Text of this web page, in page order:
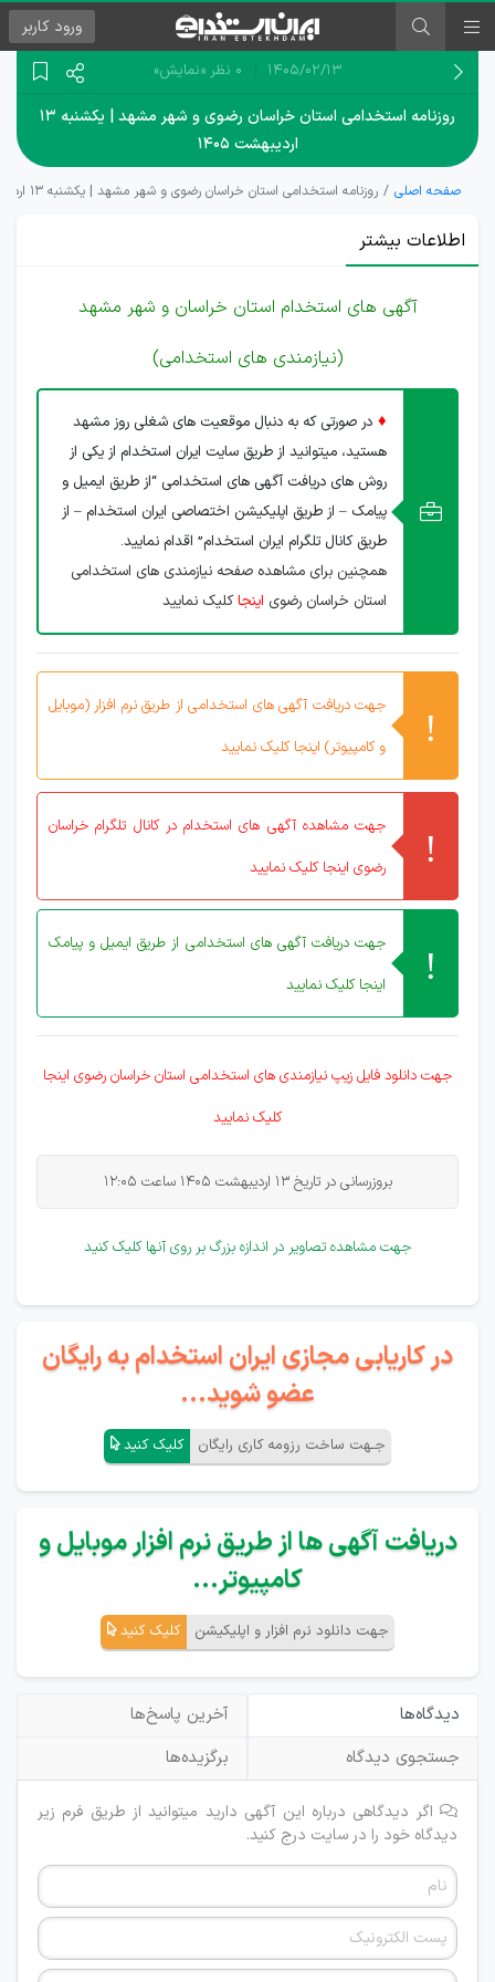
ورود کاربر
۱۴۰۵/۰۲/۱۳ 0 نظر «نمایش»
روزنامه استخدامی استان خراسان رضوی و شهر مشهد | یکشنبه ۱۳
اردیبهشت ۱۴۰۵
صفحه اصلی روزنامه استخدامی استان خراسان رضوی و شهر مشهد | یکشنبه ۱۳ اردیبهشت ۱۴۰۵
اطلاعات بیشتر
آگهی های استخدام استان خراسان و شهر مشهد
(نیازمندی های استخدامی)
♦ در صورتی که به دنبال موقعیت های شغلی روز مشهد
هستید، میتوانید از طریق سایت ایران استخدام از یکی از
روش های دریافت آگهی های استخدامی “از طریق ایمیل و
پیامک – از طریق اپلیکیشن اختصاصی ایران استخدام – از
طریق کانال تلگرام ایران استخدام” اقدام نمایید.
همچنین برای مشاهده صفحه نیازمندی های استخدامی
استان خراسان رضوی اینجاکلیک نمایید
جهت دریافت آگهی های استخدامی از طریق نرم افزار (موبایل
و کامپیوتر) اینجا کلیک نمایید
جهت مشاهده آگهی های استخدام در کانال تلگرام خراسان
رضوی اینجا کلیک نمایید
جهت دریافت آگهی های استخدامی از طریق ایمیل و پیامک
اینجا کلیک نمایید
جهت دانلود فایل زیپ نیازمندی های استخدامی استان خراسان رضوی اینجا
کلیک نمایید
بروزرسانی در تاریخ 13 اردیبهشت 1405 ساعت 12:05
جهت مشاهده تصاویر در اندازه بزرگ بر روی آنها کلیک کنید
در کاریابی مجازی ایران استخدام به رایگان
عضو شوید...
جـهت ساخت رزومه کاری رایگان کلیک کنید
دریافت آگهی ها از طریق نرم افزار موبایل و
کامپیوتر...
جهت دانلود نرم افزار و اپلیکیشن کلیک کنید
دیدگاه‌ها
آخرین پاسخ‌ها
جستجوی دیدگاه
برگزیده‌ها
اگر دیدگاهی درباره این آگهی دارید میتوانید از طریق فرم زیر
دیدگاه خود را در سایت درج کنید.